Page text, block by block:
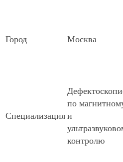
Город Москва
Специализация
по
и
контролю